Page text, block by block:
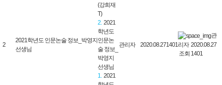
(강희재
T)
2
2021학년도 인문논술 정보_박영지
선생님
2.2021
학년도
인문논
술 정보_
박영지
선생님
관리자 2020.08.271401
관
리자 2020.08.27
조회 1401
1.2021